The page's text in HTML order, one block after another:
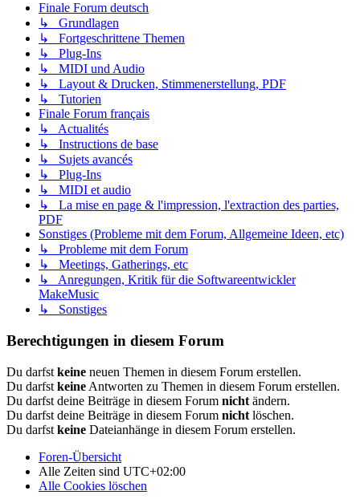
Finale Forum deutsch
↳ Grundlagen
↳ Fortgeschrittene Themen
↳ Plug-Ins
↳ MIDI und Audio
↳ Layout & Drucken, Stimmenerstellung, PDF
↳ Tutorien
Finale Forum français
↳ Actualités
↳ Instructions de base
↳ Sujets avancés
↳ Plug-Ins
↳ MIDI et audio
↳ La mise en page & l'impression, l'extraction des parties,
PDF
Sonstiges (Probleme mit dem Forum, Allgemeine Ideen, etc)
↳ Probleme mit dem Forum
↳ Meetings, Gatherings, etc
↳ Anregungen, Kritik für die Softwareentwickler
MakeMusic
↳ Sonstiges
Berechtigungen in diesem Forum
Du darfst keine neuen Themen in diesem Forum erstellen.
Du darfst keine Antworten zu Themen in diesem Forum erstellen.
Du darfst deine Beiträge in diesem Forum nicht ändern.
Du darfst deine Beiträge in diesem Forum nicht löschen.
Du darfst keine Dateianhänge in diesem Forum erstellen.
Foren-Übersicht
Alle Zeiten sind UTC+02:00
Alle Cookies löschen